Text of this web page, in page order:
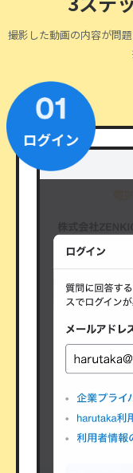
撮影した動画の内容が問